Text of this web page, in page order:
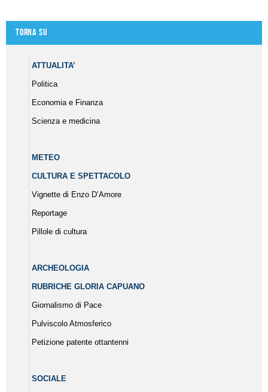
Torna su
ATTUALITA’
Politica
Economia e Finanza
Scienza e medicina
METEO
CULTURA E SPETTACOLO
Vignette di Enzo D’Amore
Reportage
Pillole di cultura
ARCHEOLOGIA
RUBRICHE GLORIA CAPUANO
Giornalismo di Pace
Pulviscolo Atmosferico
Petizione patente ottantenni
SOCIALE